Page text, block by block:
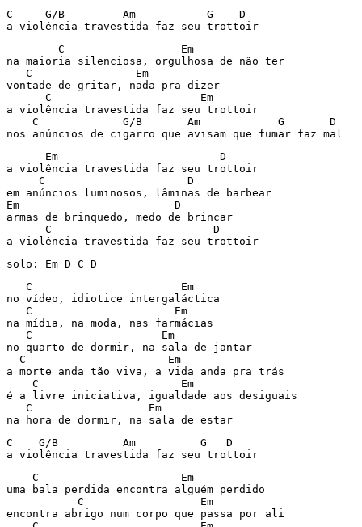
C     G/B         Am           G    D
a violência travestida faz seu trottoir
        C                  Em
na maioria silenciosa, orgulhosa de não ter
   C                Em
vontade de gritar, nada pra dizer
      C                       Em
a violência travestida faz seu trottoir
    C             G/B       Am            G       D
nos anúncios de cigarro que avisam que fumar faz mal
      Em                         D
a violência travestida faz seu trottoir
     C                      D
em anúncios luminosos, lâminas de barbear
Em                        D
armas de brinquedo, medo de brincar
      C                         D
   C                       Em
no vídeo, idiotice intergaláctica
   C                      Em
na mídia, na moda, nas farmácias
   C                    Em
no quarto de dormir, na sala de jantar
  C                      Em
a morte anda tão viva, a vida anda pra trás
    C                      Em
é a livre iniciativa, igualdade aos desiguais
   C                  Em
C    G/B          Am          G   D
a violência travestida faz seu trottoir
    C                      Em
uma bala perdida encontra alguém perdido
           C                  Em
encontra abrigo num corpo que passa por ali